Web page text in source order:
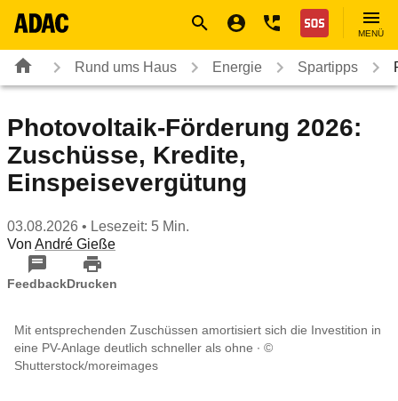
Nothilfe
MENÜ
Rund ums Haus Energie Spartipps
Photovoltaik-Förderung 2026:
Zuschüsse, Kredite,
Einspeisevergütung
03.08.2026 • Lesezeit: 5 Min.
Von André Gieße
FeedbackDrucken
Mit entsprechenden Zuschüssen amortisiert sich die Investition in
eine PV-Anlage deutlich schneller als ohne
©
Shutterstock/moreimages